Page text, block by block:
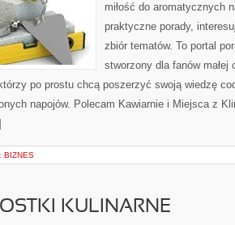
miłość do aromatycznych
praktyczne porady,
zbiór tematów. To portal
stworzony dla fanów
po prostu chcą poszerzyć swoją wiedzę
napojów. Polecam Kawiarnie i Miejsca z
BIZNES
KULINARNE